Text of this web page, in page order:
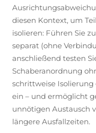
diesen Kontext, um
isolieren: Führen Sie
separat (ohne
anschließend testen
Schaberanordnung
schrittweise
ein – und ermöglicht
unnötigen Austausch
längere Ausfallzeiten.